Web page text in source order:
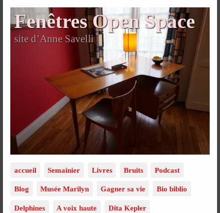
Fenêtres Open Space
site d’Anne Savelli
accueil Semainier Livres Bruits Podcast
Blog Musée Marilyn Gagner sa vie Bio biblio
Delphines A voix haute Dita Kepler